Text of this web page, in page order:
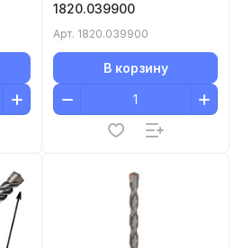
1820.039900
Арт. 1820.039900
В корзину